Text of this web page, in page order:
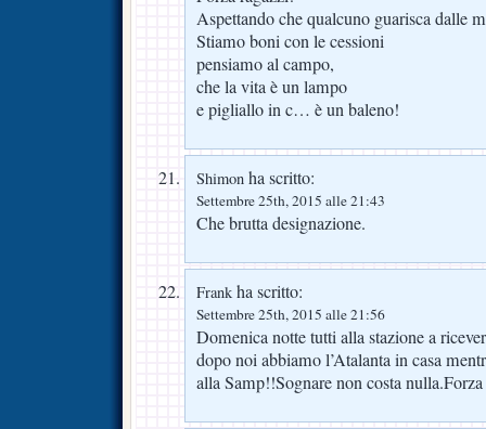
Aspettando che qualcuno guarisca dalle
Stiamo boni con le cessioni
pensiamo al campo,
che la vita è un lampo
e pigliallo in c… è un baleno!
Shimon ha scritto:
Settembre 25th, 2015 alle 21:43
Che brutta designazione.
Frank ha scritto:
Settembre 25th, 2015 alle 21:56
Domenica notte tutti alla stazione a
dopo noi abbiamo l’Atalanta in casa
alla Samp!!Sognare non costa